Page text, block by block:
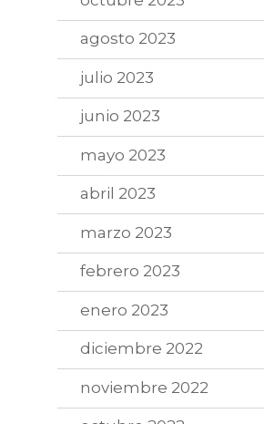
agosto 2023
julio 2023
junio 2023
mayo 2023
abril 2023
marzo 2023
febrero 2023
enero 2023
diciembre 2022
noviembre 2022